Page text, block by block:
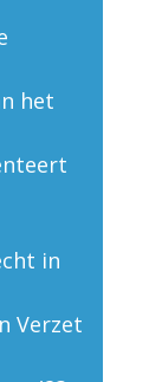
het
in
Verzet